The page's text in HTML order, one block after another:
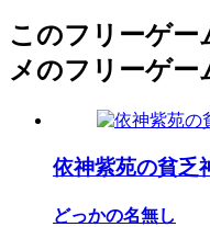
このフリーゲー
メのフリーゲー
依神紫苑の貧乏
どっかの名無し